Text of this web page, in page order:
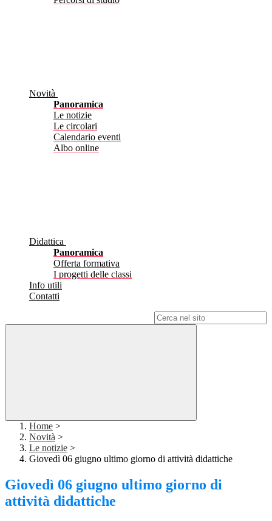
Novità
Panoramica
Le notizie
Le circolari
Calendario eventi
Albo online
Didattica
Panoramica
Offerta formativa
I progetti delle classi
Info utili
Contatti
Home >
Novità >
Le notizie >
Giovedì 06 giugno ultimo giorno di attività didattiche
Giovedì 06 giugno ultimo giorno di
attività didattiche